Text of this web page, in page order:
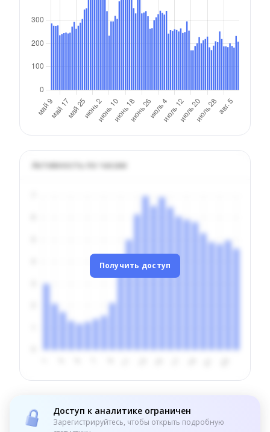
Активность по часам
Получить доступ
Доступ к аналитике ограничен
Зарегистрируйтесь, чтобы открыть подробную